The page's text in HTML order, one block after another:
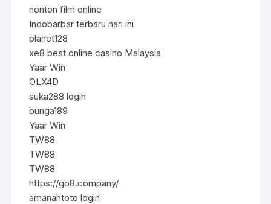
nonton film online
Indobarbar terbaru hari ini
planet128
xe8 best online casino Malaysia
Yaar Win
OLX4D
suka288 login
bunga189
Yaar Win
TW88
TW88
TW88
https://go8.company/
amanahtoto login